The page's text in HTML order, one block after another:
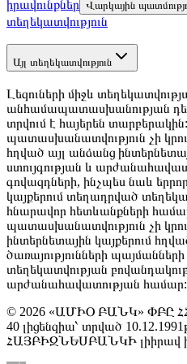
իրավունքներ Վարկային
տեղեկատվություն
Այլ տեղեկատվություն
Լեզուների միջև
անհամապատասխանության
տրվում է հայերեն
պատասխանատվություն չի
հղված այլ անձանց
ստույգության և
գովազդների, ինչպես նաև
կայքերում տեղադրված
հնարավոր հետևանքների
պատասխանատվություն չի
ինտերնետային կայքերում
ծառայությունների
տեղեկատվության
արժանահավատության համար:
© 2026 «ԱՄԻՕ ԲԱՆԿ» ՓԲԸ
40 լիցենզիա՝ տրված
ՀԱՅԲԻԶՆԵՍԲԱՆԿԻ լիիրավ